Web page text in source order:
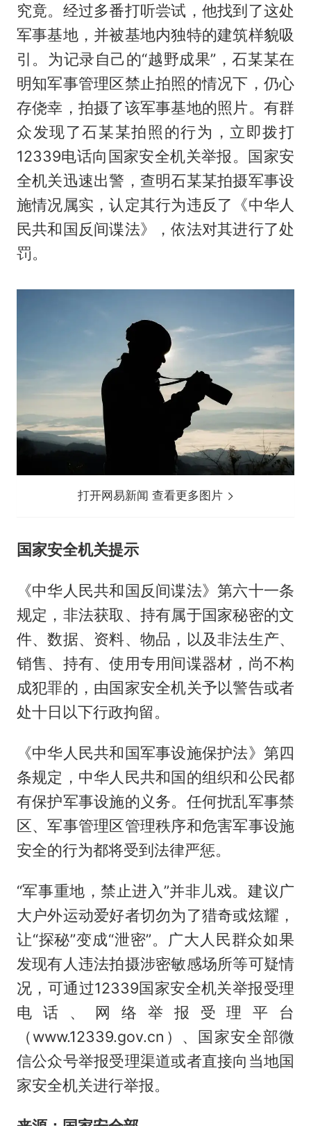
究竟。经过多番打听尝试，他找到了这处
军事基地，并被基地内独特的建筑样貌吸
引。为记录自己的“越野成果”，石某某在
明知军事管理区禁止拍照的情况下，仍心
存侥幸，拍摄了该军事基地的照片。有群
众发现了石某某拍照的行为，立即拨打
12339电话向国家安全机关举报。国家安
全机关迅速出警，查明石某某拍摄军事设
施情况属实，认定其行为违反了《中华人
民共和国反间谍法》，依法对其进行了处
罚。
打开网易新闻 查看更多图片
国家安全机关提示
《中华人民共和国反间谍法》第六十一条
规定，非法获取、持有属于国家秘密的文
件、数据、资料、物品，以及非法生产、
销售、持有、使用专用间谍器材，尚不构
成犯罪的，由国家安全机关予以警告或者
处十日以下行政拘留。
《中华人民共和国军事设施保护法》第四
条规定，中华人民共和国的组织和公民都
有保护军事设施的义务。任何扰乱军事禁
区、军事管理区管理秩序和危害军事设施
安全的行为都将受到法律严惩。
“军事重地，禁止进入”并非儿戏。建议广
大户外运动爱好者切勿为了猎奇或炫耀，
让“探秘”变成“泄密”。广大人民群众如果
发现有人违法拍摄涉密敏感场所等可疑情
况，可通过12339国家安全机关举报受理
电话、网络举报受理平台
（www.12339.gov.cn）、国家安全部微
信公众号举报受理渠道或者直接向当地国
家安全机关进行举报。